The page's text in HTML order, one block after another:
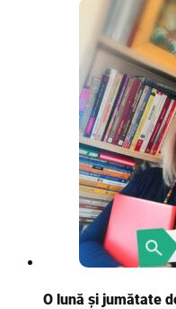
O lună și jumătate